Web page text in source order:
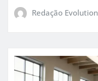
Redação Evolution